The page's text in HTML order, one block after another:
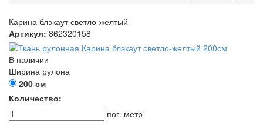
Карина блэкаут светло-желтый
Артикул: 862320158
В наличии
Ширина рулона
200 см
Количество:
пог. метр